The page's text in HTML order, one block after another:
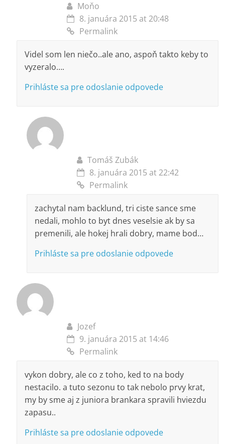
Moňo
8. januára 2015 at 20:48
Permalink
Videl som len niečo..ale ano, aspoň takto keby to
vyzeralo….
Prihláste sa pre odoslanie odpovede
Tomáš Zubák
8. januára 2015 at 22:42
Permalink
zachytal nam backlund, tri ciste sance sme
nedali, mohlo to byt dnes veselsie ak by sa
premenili, ale hokej hrali dobry, mame bod…
Prihláste sa pre odoslanie odpovede
Jozef
9. januára 2015 at 14:46
Permalink
vykon dobry, ale co z toho, ked to na body
nestacilo. a tuto sezonu to tak nebolo prvy krat,
my by sme aj z juniora brankara spravili hviezdu
zapasu..
Prihláste sa pre odoslanie odpovede